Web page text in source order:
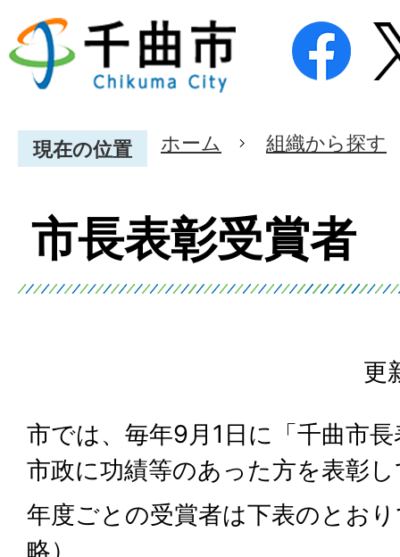
現在の位置 ホーム 組織から探す
市長表彰受賞者
更
市では、毎年9月1日に「千曲市
市政に功績等のあった方を表彰
年度ごとの受賞者は下表のとお
略）